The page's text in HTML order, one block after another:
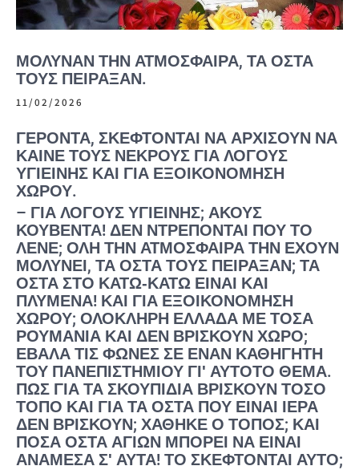
ΜΌΛΥΝΑΝ ΤΗΝ ΑΤΜΌΣΦΑΙΡΑ, ΤΑ ΟΣΤΆ
ΤΟΥΣ ΠΕΊΡΑΞΑΝ.
11/02/2026
ΓΈΡΟΝΤΑ, ΣΚΈΦΤΟΝΤΑΙ ΝΑ ΑΡΧΊΣΟΥΝ ΝΑ
ΚΑΊΝΕ ΤΟΥΣ ΝΕΚΡΟΎΣ ΓΙΑ ΛΌΓΟΥΣ
ΥΓΙΕΙΝΉΣ ΚΑΙ ΓΙΑ ΕΞΟΙΚΟΝΌΜΗΣΗ
ΧΏΡΟΥ.
– ΓΙΑ ΛΌΓΟΥΣ ΥΓΙΕΙΝΉΣ; ΑΚΟΎΣ
ΚΟΥΒΈΝΤΑ! ΔΕΝ ΝΤΡΈΠΟΝΤΑΙ ΠΟΥ ΤΟ
ΛΈΝΕ; ΌΛΗ ΤΗΝ ΑΤΜΌΣΦΑΙΡΑ ΤΗΝ ΈΧΟΥΝ
ΜΟΛΎΝΕΙ, ΤΑ ΟΣΤΆ ΤΟΥΣ ΠΕΊΡΑΞΑΝ; ΤΑ
ΟΣΤΆ ΣΤΟ ΚΆΤΩ‐ΚΆΤΩ ΕΊΝΑΙ ΚΑΙ
ΠΛΥΜΈΝΑ! ΚΑΙ ΓΙΑ ΕΞΟΙΚΟΝΌΜΗΣΗ
ΧΏΡΟΥ; ΟΛΌΚΛΗΡΗ ΕΛΛΆΔΑ ΜΕ ΤΌΣΑ
ΡΟΥΜΆΝΙΑ ΚΑΙ ΔΕΝ ΒΡΊΣΚΟΥΝ ΧΏΡΟ;
ΈΒΑΛΑ ΤΙΣ ΦΩΝΈΣ ΣΕ ΈΝΑΝ ΚΑΘΗΓΗΤΉ
ΤΟΥ ΠΑΝΕΠΙΣΤΗΜΊΟΥ ΓΙʹ ΑΥΤΌΤΟ ΘΈΜΑ.
ΠΏΣ ΓΙΑ ΤΑ ΣΚΟΥΠΊΔΙΑ ΒΡΊΣΚΟΥΝ ΤΌΣΟ
ΤΌΠΟ ΚΑΙ ΓΙΑ ΤΑ ΟΣΤΆ ΠΟΥ ΕΊΝΑΙ ΙΕΡΆ
ΔΕΝ ΒΡΊΣΚΟΥΝ; ΧΆΘΗΚΕ Ο ΤΌΠΟΣ; ΚΑΙ
ΠΌΣΑ ΟΣΤΆ ΑΓΊΩΝ ΜΠΟΡΕΊ ΝΑ ΕΊΝΑΙ
ΑΝΆΜΕΣΑ Σʹ ΑΥΤΆ! ΤΟ ΣΚΈΦΤΟΝΤΑΙ ΑΥΤΌ;